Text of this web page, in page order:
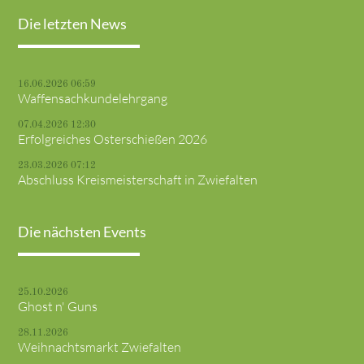
Die letzten News
16.06.2026 06:59
Waffensachkundelehrgang
07.04.2026 12:30
Erfolgreiches Osterschießen 2026
23.03.2026 07:12
Abschluss Kreismeisterschaft in Zwiefalten
Die nächsten Events
25.10.2026
Ghost n' Guns
28.11.2026
Weihnachtsmarkt Zwiefalten